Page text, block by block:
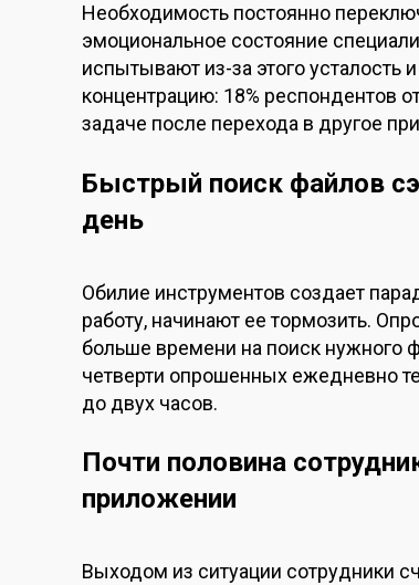
Необходимость постоянно
эмоциональное состояние
испытывают из-за этого усталость
концентрацию: 18% респондентов
задаче после перехода в другое
Быстрый поиск файлов
день
Обилие инструментов создает
работу, начинают ее тормозить.
больше времени на поиск нужного
четверти опрошенных ежедневно
до двух часов.
Почти половина
приложении
Выходом из ситуации сотрудники